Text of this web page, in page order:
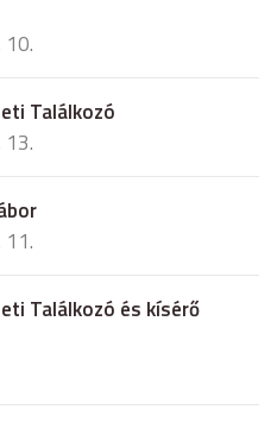
Találkozó
Találkozó és kísérő